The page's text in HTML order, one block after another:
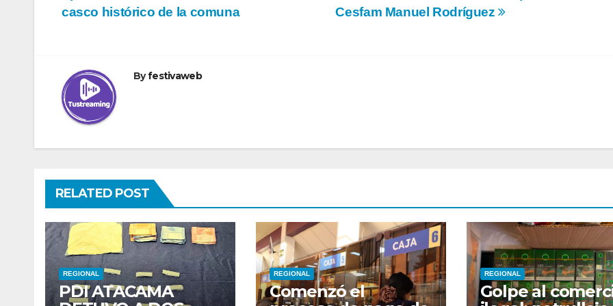
de
Cesfam Manuel Rodríguez
casco histórico de la comuna
Byfestivaweb
RELATED POST
REGIONAL
PDI ATACAMA
REGIONAL
Comenzó el
REGIONAL
Golpe al